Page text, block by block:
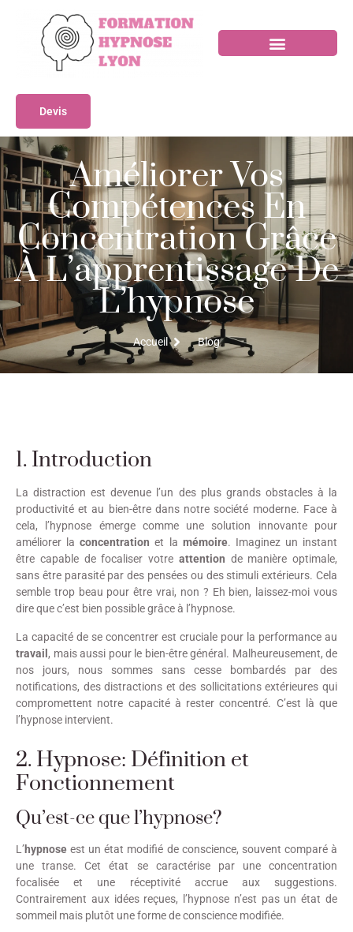
Devis
Améliorer Vos
Compétences En
Concentration Grâce
À L’apprentissage De
L’hypnose
Accueil Blog
1. Introduction
La distraction est devenue l’un des plus grands obstacles à la
productivité et au bien-être dans notre société moderne. Face à
cela, l’hypnose émerge comme une solution innovante pour
améliorer laconcentration et la mémoire. Imaginez un instant
être capable de focaliser votre attention de manière optimale,
sans être parasité par des pensées ou des stimuli extérieurs. Cela
semble trop beau pour être vrai, non ? Eh bien, laissez-moi vous
dire que c’est bien possible grâce à l’hypnose.
La capacité de se concentrer est cruciale pour la performance au
travail, mais aussi pour le bien-être général. Malheureusement, de
nos jours, nous sommes sans cesse bombardés par des
notifications, des distractions et des sollicitations extérieures qui
compromettent notre capacité à rester concentré. C’est là que
l’hypnose intervient.
2. Hypnose: Définition et
Fonctionnement
Qu’est-ce que l’hypnose?
L’hypnose est un état modifié de conscience, souvent comparé à
une transe. Cet état se caractérise par une concentration
focalisée et une réceptivité accrue aux suggestions.
Contrairement aux idées reçues, l’hypnose n’est pas un état de
sommeil mais plutôt une forme de conscience modifiée.